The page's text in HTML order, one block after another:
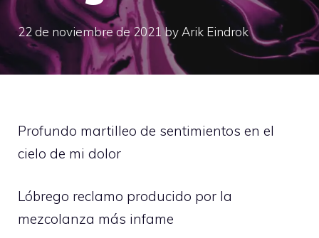
22 de noviembre de 2021by Arik Eindrok
Profundo martilleo de sentimientos en el
cielo de mi dolor
Lóbrego reclamo producido por la
mezcolanza más infame